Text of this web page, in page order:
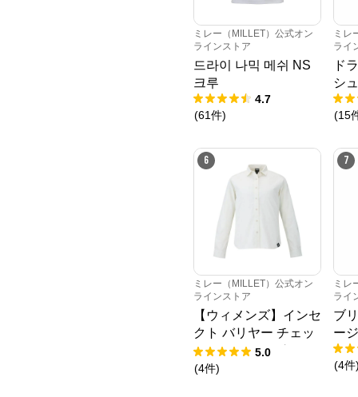
ミレー（MILLET）公式オン
ラインストア
드라이 나믹 메쉬 NS
크루
4.7
(61件)
ミレ
ライ
ド
シ
(15
6
ミレー（MILLET）公式オン
ラインストア
【ウィメンズ】インセ
クト バリヤー チェッ
クシャツ ロングスリ
ーブ
5.0
(4件)
7
ミレ
ライ
ブ
ー
(4件